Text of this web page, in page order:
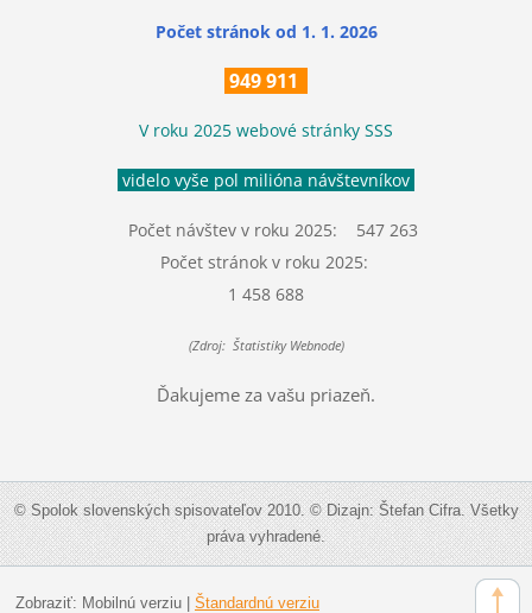
Počet stránok od 1. 1. 2026
949 911
V roku 2025 webové stránky SSS
videlo vyše pol milióna návštevníkov
Počet návštev v roku 2025: 547 263
Počet stránok v roku 2025:
1 458 688
(Zdroj: Štatistiky Webnode)
Ďakujeme za vašu priazeň.
© Spolok slovenských spisovateľov 2010. © Dizajn: Štefan Cifra. Všetky
práva vyhradené.
Zobraziť: Mobilnú verziu| Štandardnú verziu